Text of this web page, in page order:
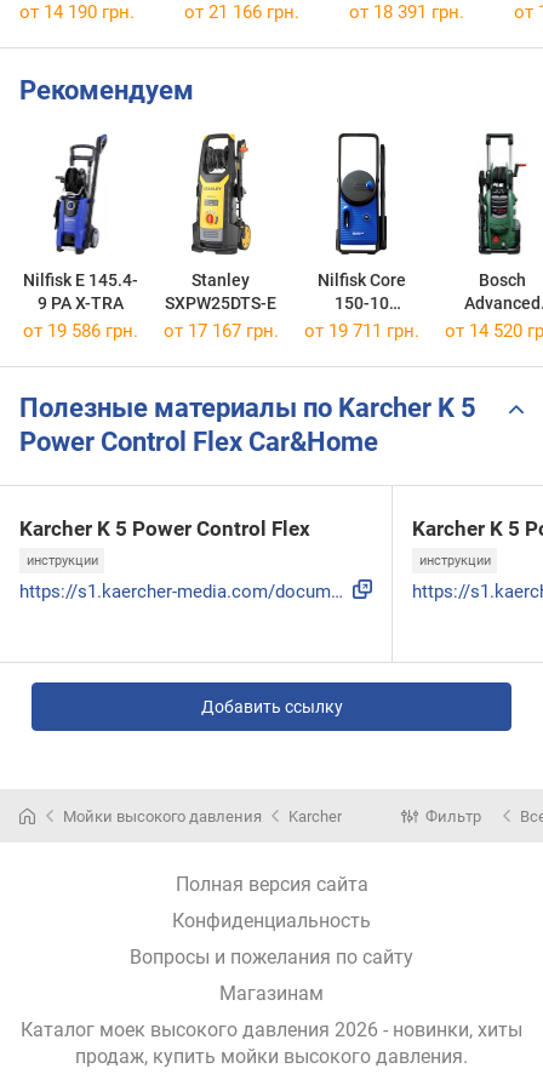
от 14 190 грн. от 21 166 грн. от 18 391 грн. от
Рекомендуем
Nilfisk E 145.4-
9 PA X-TRA
Stanley
SXPW25DTS-E
Nilfisk Core
150-10
PowerControl
Bosch
Advanced
Aquatak
от 19 586 грн. от 17 167 грн. от 19 711 грн. от 14 520
Полезные материалы по Karcher K 5
Power Control Flex Car&Home
Karcher K 5 Power Control Flex
инструкции
https://s1.kaercher-media.com/documents/datasheets/machines...
Karcher K 5
инструкции
Добавить ссылку
Мойки высокого давления Karcher Фильтр
Полная версия сайта
Конфиденциальность
Вопросы и пожелания по сайту
Магазинам
Каталог моек высокого давления 2026 - новинки, хиты
продаж, купить мойки высокого давления.